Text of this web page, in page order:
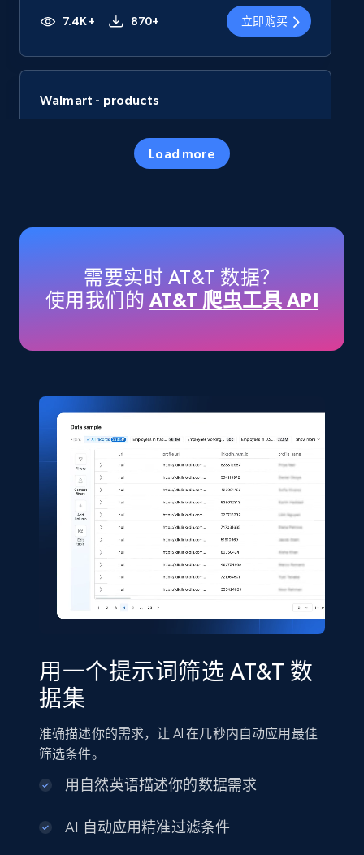
7.4K+ 870+ 立即购买
Walmart - products
Specifications, Image urls, Top reviews, and
eCommerce
5.4K+ 立即购买
Shein- Products
Product name, Description, Initial price, Final
price, Currency, In stock, Color, Size, and more.
2.8K+
Seller id, URL, Seller name, Description, Detailed
Load more
需要实时 AT&T 数据？
使用我们的 AT&T 爬虫工具 API
用一个提示词筛选 AT&T 数
据集
准确描述你的需求，让 AI 在几秒内自动应用最佳
筛选条件。
用自然英语描述你的数据需求
AI 自动应用精准过滤条件